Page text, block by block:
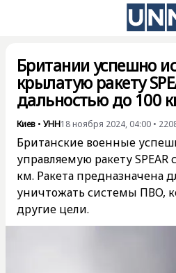
Британии успешно
крылатую ракету
дальностью до 100
Киев • УНН18 ноября 2024, 04:00 •
Британские военные
управляемую ракету SPEAR
км. Ракета предназначена
уничтожать системы ПВО,
другие цели.